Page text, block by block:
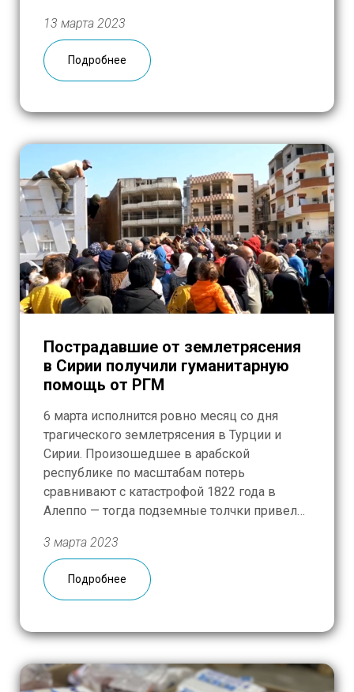
стандартному набору — продуктам,
гигиеническим средствам, фильтру для
очистки воды, — мы добавили спички, два
вида сухого […]
13 марта 2023
Подробнее
Пострадавшие от землетрясения
в Сирии получили гуманитарную
помощь от РГМ
6 марта исполнится ровно месяц со дня
трагического землетрясения в Турции и
Сирии. Произошедшее в арабской
республике по масштабам потерь
сравнивают с катастрофой 1822 года в
Алеппо — тогда подземные толчки привели
лишившихся кормильцев, крова, средств к
существованию — в разы больше. Люди
утратили всё, кроме […]
3 марта 2023
Подробнее